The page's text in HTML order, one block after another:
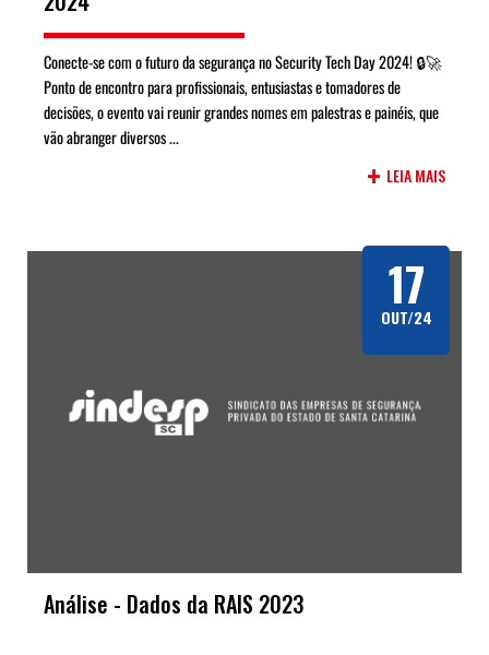
Conecte-se com o futuro da segurança no Security Tech Day 2024! 🔒🚀
Ponto de encontro para profissionais, entusiastas e tomadores de
decisões, o evento vai reunir grandes nomes em palestras e painéis, que
vão abranger diversos ...
+ LEIA MAIS
Análise - Dados da RAIS 2023
17
OUT/24